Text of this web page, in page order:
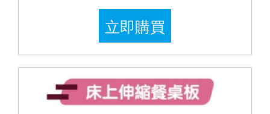
立即購買